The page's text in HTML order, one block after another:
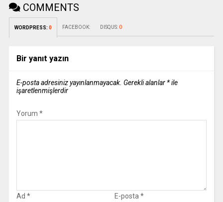
COMMENTS
WORDPRESS: 0 FACEBOOK: DISQUS: 0
Bir yanıt yazın
E-posta adresiniz yayınlanmayacak. Gerekli alanlar *ile
işaretlenmişlerdir
Yorum *
Ad * E-posta*